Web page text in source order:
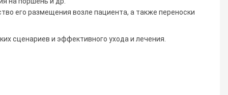
его размещения возле пациента, а также переноски
сценариев и эффективного ухода и лечения.